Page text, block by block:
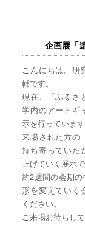
企画展「
こんにちは。研
輔です。
現在、「ふるさ
学内のアートギ
示を行っています
来場された方の
持ち寄っていた
上げていく展示で
約2週間の会期
形を変えていく
ください。
ご来場お待ちし